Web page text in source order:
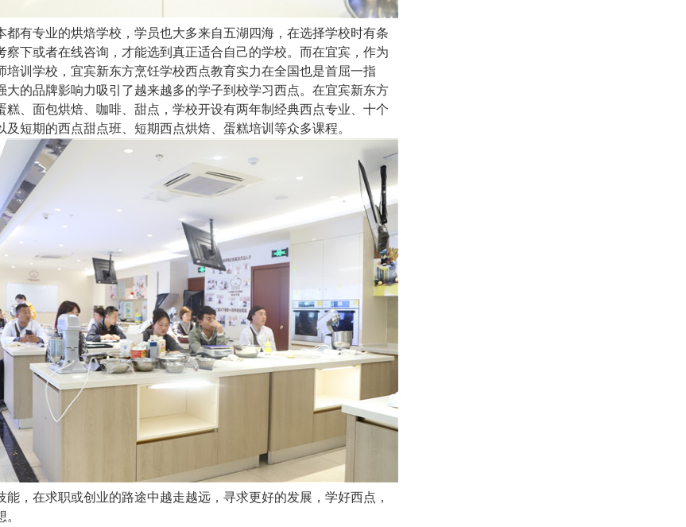
都有专业的烘焙学校，学员也大多来自五湖四海，在选择学校时有条
察下或者在线咨询，才能选到真正适合自己的学校。而在宜宾，作为
培训学校，宜宾新东方烹饪学校西点教育实力在全国也是首屈一指
大的品牌影响力吸引了越来越多的学子到校学习西点。在宜宾新东方
糕、面包烘焙、咖啡、甜点，学校开设有两年制经典西点专业、十个
及短期的西点甜点班、短期西点烘焙、蛋糕培训等众多课程。
能，在求职或创业的路途中越走越远，寻求更好的发展，学好西点，